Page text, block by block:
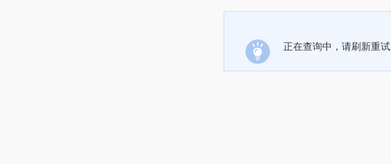
正在查询中，请刷新重试